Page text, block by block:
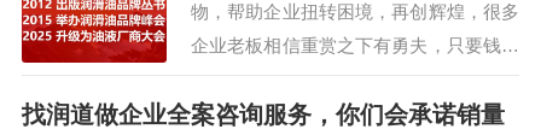
牌，占地195亩的可兰素工厂，特
种润滑脂企业，占…
物，帮助企业扭转困境，再创辉煌，很多
企业老板相信重赏之下有勇夫，只要钱给
到位，招到精英不是问题。貌似有道理，
但在实际操作中，所谓的给到位其实很难
找润道做企业全案咨询服务，你们会承诺销量